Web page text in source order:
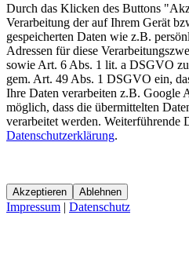
Durch das Klicken des Buttons
Verarbeitung der auf Ihrem Gerät
gespeicherten Daten wie z.B.
Adressen für diese
sowie Art. 6 Abs. 1 lit. a DSGVO
gem. Art. 49 Abs. 1 DSGVO ein,
Ihre Daten verarbeiten z.B. Google
möglich, dass die übermittelten
verarbeitet werden. Weiterführende
Datenschutzerklärung.
Akzeptieren Ablehnen
Impressum | Datenschutz